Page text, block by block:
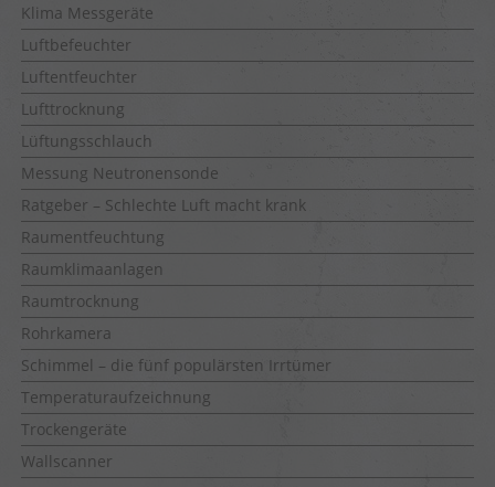
Klima Messgeräte
Luftbefeuchter
Luftentfeuchter
Lufttrocknung
Lüftungsschlauch
Messung Neutronensonde
Ratgeber – Schlechte Luft macht krank
Raumentfeuchtung
Raumklimaanlagen
Raumtrocknung
Rohrkamera
Schimmel – die fünf populärsten Irrtümer
Temperaturaufzeichnung
Trockengeräte
Wallscanner